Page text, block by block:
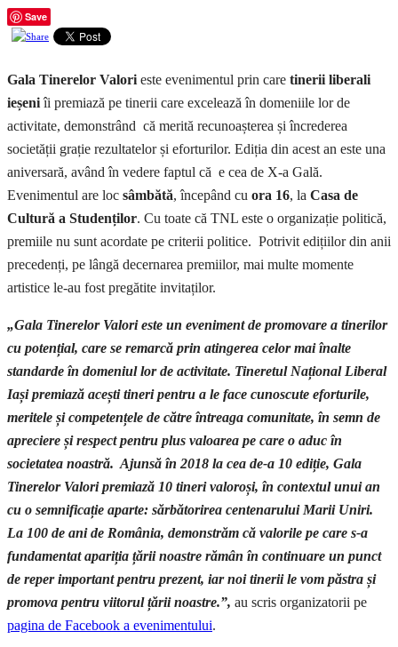
Save
Gala Tinerelor Valorieste evenimentul prin care tinerii liberali
ieșeniîi premiază pe tinerii care excelează în domeniile lor de
activitate, demonstrând că merită recunoașterea și încrederea
societății grație rezultatelor și eforturilor. Ediția din acest an este una
aniversară, având în vedere faptul că e cea de X-a Gală.
Evenimentul are loc sâmbătă, începând cu ora 16, la Casa de
Cultură a Studenților. Cu toate că TNL este o organizație politică,
premiile nu sunt acordate pe criterii politice. Potrivit edițiilor din anii
precedenți, pe lângă decernarea premiilor, mai multe momente
artistice le-au fost pregătite invitaților.
„Gala Tinerelor Valori este un eveniment de promovare a tinerilor
cu potențial, care se remarcă prin atingerea celor mai înalte
standarde în domeniul lor de activitate. Tineretul Național Liberal
Iași premiază acești tineri pentru a le face cunoscute eforturile,
meritele și competențele de către întreaga comunitate, în semn de
apreciere și respect pentru plus valoarea pe care o aduc în
societatea noastră. Ajunsă în 2018 la cea de-a 10 ediție, Gala
Tinerelor Valori premiază 10 tineri valoroși, în contextul unui an
cu o semnificație aparte: sărbătorirea centenarului Marii Uniri.
La 100 de ani de România, demonstrăm că valorile pe care s-a
fundamentat apariția țării noastre rămân în continuare un punct
de reper important pentru prezent, iar noi tinerii le vom păstra și
promova pentru viitorul țării noastre.”, au scris organizatorii pe
pagina de Facebook a evenimentului.